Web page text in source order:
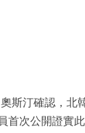
斯汀確認，北
首次公開證實